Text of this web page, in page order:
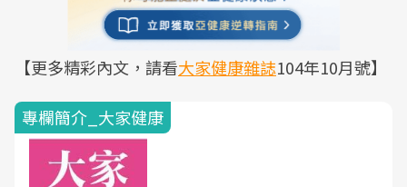
【更多精彩內文，請看大家健康雜誌104年10月號】
專欄簡介_大家健康